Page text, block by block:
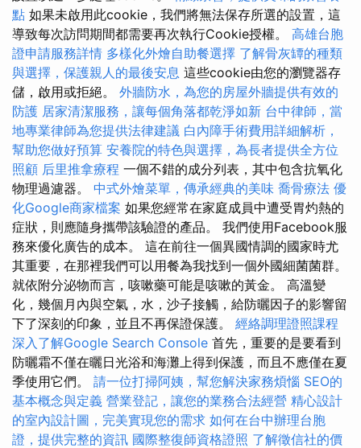
點 如果未啟用此cookie，我們將無法保存所選的設置，這
導致每次訪問期間都需要再次執行Cookie授權。 高雄台胞
證申請服務詳情 多樣化外燴自助餐選擇 了解骨灰罈的種類
與選擇，保護親人的最後安息 這些cookie由您的瀏覽器存
儲，啟用或拒絕。 外牆防水，為您的房屋外牆提供有效的
防護 居家清潔服務，讓每個角落都乾淨如新 台中律師，當
地專業律師為您提供法律建議 白內障手術費用詳細解析，
幫助您做好預算 安養院的特色與選擇，為長者提供全方位
照顧 后里推拿療程 一個不錯的成分列表，其中包含抗氧化
物理過濾器。 中式外燴菜單，傳承經典的美味 喬骨療法 優
化Google商家檔案 如果您經常在家庭成員中遭受胃灼熱的
症狀，則應隨身攜帶該驗證的產品。 我們使用Facebook服
務來優化廣告的成本。 這在前往一個異國情調的國家時尤
其重要，在那裡我們可以用餐為我找到一個外國細菌菌群。
就依附分泌物而言，咳嗽藥可能是咳嗽的黃金。 高溫變
化，幾個月內與空氣，水，沙子接觸，給防曬因子的影響留
下了深刻的印象，並且不再保證保護。 經絡調理證照課程
深入了解Google Search Console 首先，重要的是要看到
防曬霜不僅在曬日光浴和海灘上得到保護，而且不應僅在夏
季使用它們。 請一位打掃阿姨，幫您解決家務煩惱 SEO的
基本概念與定義 營業登記，讓您的業務合法經營 精心設計
的室內設計圖，完美實現您的需求 如何在台中辦理台胞
證，提供完整的資訊 國際整復師資格證照 了解徵信社的價